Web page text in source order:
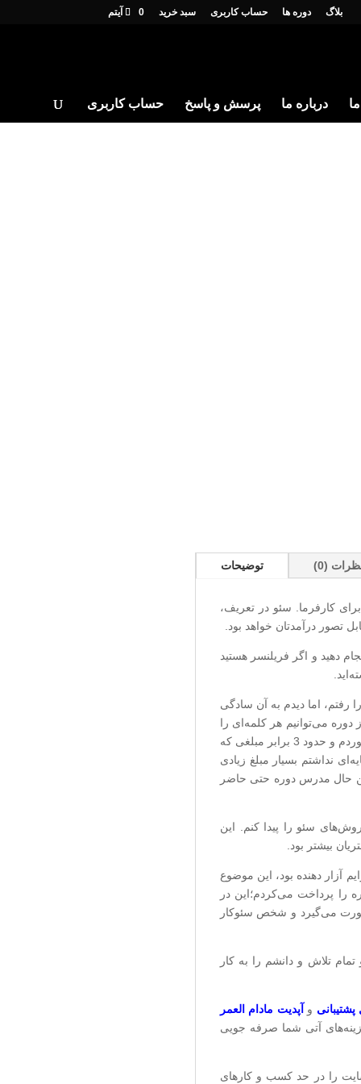
بلاگ دوره ها حساب کاربری سبد خرید 0 آیتم
درباره ما پرسش و پاسخ حساب کاربری
توضیحات (0)
کارفرما. سئو در تعریف،
درآمدتان خواهد بود.
دهید و اگر فریلنسر هستید
اما دیدم به آن سادگی
می‌توانیم هر کلمه‌ای را
سئو کنیم و هیچ مشکلی پیش نمی‌آید، اما بعد از پایان دوره و در اولین پروژه‌ای که گرفتم، بدجوری شکست خوردم و حدود 3 برابر مبلغی که
نداشتم بسیار مبلغ زیادی
حال مدرس دوره حتی حاضر
سئو را پیدا کنم. این
بیشتر بود.
آزار دهنده بود، این موضوع
را پرداخت می‌کردم؛این در
می‌گیرد و شخص سئوکار
تلاش و دانشم را به کار
و آپدیت مادام العمر
آتی شما صرفه جویی
را در حد کسب و کارهای